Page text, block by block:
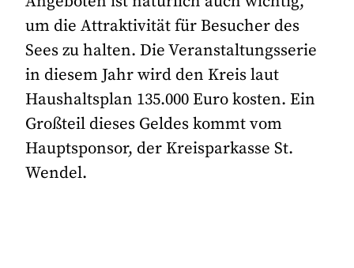
um die Attraktivität für Besucher des
Sees zu halten. Die Veranstaltungsserie
in diesem Jahr wird den Kreis laut
Haushaltsplan 135.000 Euro kosten. Ein
Großteil dieses Geldes kommt vom
Hauptsponsor, der Kreisparkasse St.
Wendel.